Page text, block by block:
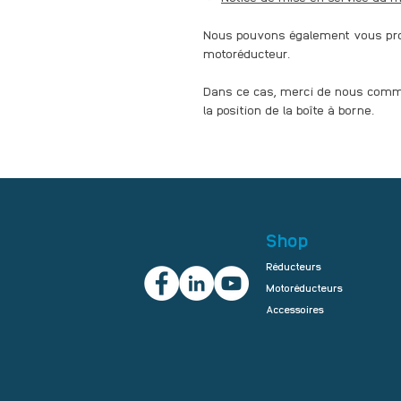
Nous pouvons également vous
motoréducteur.
Dans ce cas, merci de nous
la position de la boîte à borne.
Shop
Réducteurs
Motoréducteurs
Accessoires